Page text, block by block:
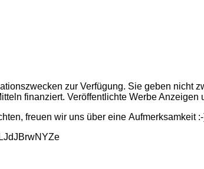
zur Verfügung. Sie geben nicht
finanziert. Veröffentlichte Werbe
freuen wir uns über eine Aufmerksamkeit